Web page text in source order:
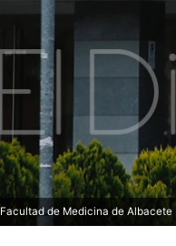
Facultad de Medicina de Albacete